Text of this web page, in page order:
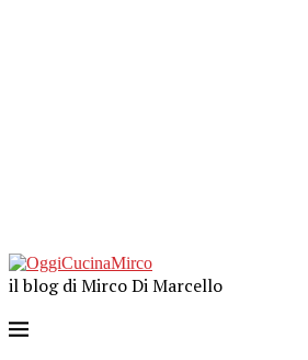
il blog di Mirco Di Marcello